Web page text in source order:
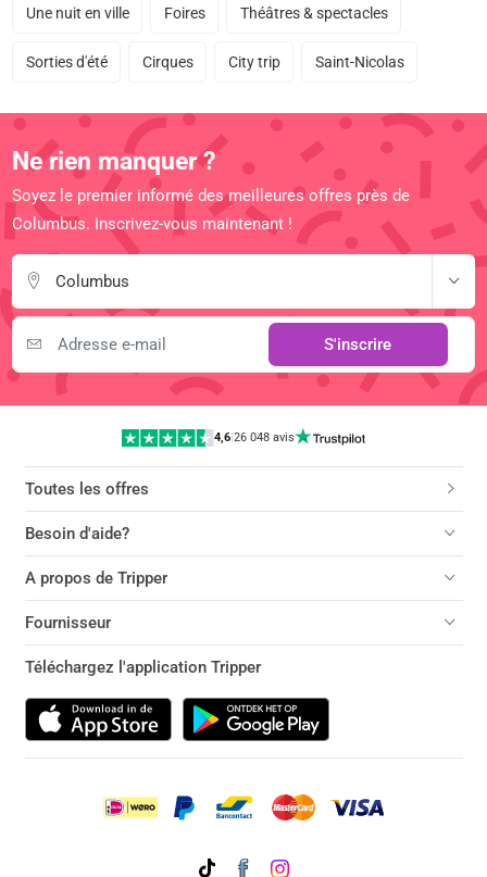
Une nuit en ville Foires Théâtres & spectacles
Sorties d'été Cirques City trip Saint-Nicolas
Ne rien manquer ?
Soyez le premier informé des meilleures offres près de
Columbus. Inscrivez-vous maintenant !
Columbus
S'inscrire
4,6|26 048 avis
Toutes les offres
Besoin d'aide?
A propos de Tripper
Fournisseur
Téléchargez l'application Tripper